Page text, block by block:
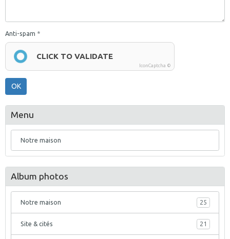
Anti-spam
CLICK TO VALIDATE
IconCaptcha ©
OK
Menu
Notre maison
Album photos
Notre maison 25
Site & cités 21